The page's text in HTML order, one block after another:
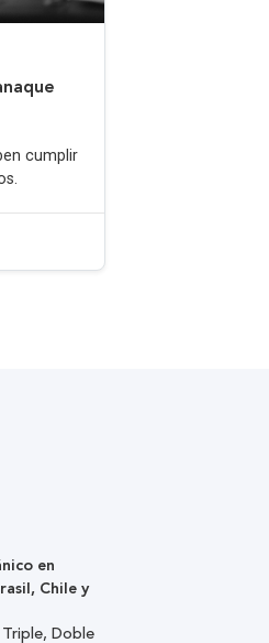
cumplir
en
Chile y
Doble